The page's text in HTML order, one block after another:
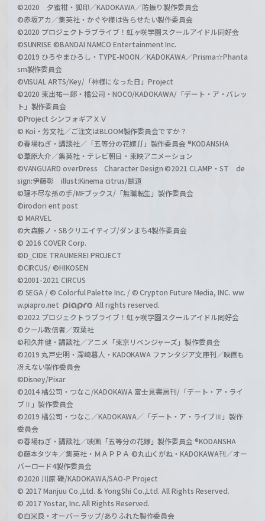
©2020 夕蜜柑・狐印／KADOKAWA／防振り製作委員会
©赤坂アカ／集英社・かぐや様は告らせたい製作委員会
©2020 プロジェクトラブライブ！虹ヶ咲学園スクールアイドル同好会
©SUNRISE ©BANDAI NAMCO Entertainment Inc.
©2019 ひろやまひろし・TYPE-MOON／KADOKAWA／Prisma☆Phanta
sm製作委員会
©VISUAL ARTS/Key/「神様になった日」Project
©2020 東出祐一郎・橘公司・NOCO/KADOKAWA/「デート・ア・バレッ
ト」製作委員会
©Project シンフォギアＸＶ
© Koi・芳文社／ご注文はBLOOM製作委員会ですか？
©春場ねぎ・講談社／「五等分の花嫁∬」製作委員会 ®KODANSHA
©葦原大介／集英社・テレビ朝日・東映アニメーション
©VANGUARD overDress Character Design ©2021 CLAMP・ST de
sign:伊藤彰 illust:Kinema citrus/獣道
©理不尽な孫の手/MFブックス/「無職転生」製作委員会
©irodori ent post
© MARVEL
©大森藤ノ・SBクリエイティブ/ダンまち4製作委員会
© 2016 COVER Corp.
©D_CIDE TRAUMEREI PROJECT
©CIRCUS/ ©HIKOSEN
©2001-2021 CIRCUS
© SEGA / © Colorful Palette Inc. / © Crypton Future Media, INC. ww
w.piapro.net
All rights reserved.
©2022 プロジェクトラブライブ！虹ヶ咲学園スクールアイドル同好会
©クール教信者／双葉社
©和久井健・講談社／アニメ「東京リベンジャーズ」製作委員会
©2019 丸戸史明・深崎暮人・KADOKAWA ファンタジア文庫刊／映画も
冴えない製作委員会
©Disney/Pixar
©2014 橘公司・つなこ/KADOKAWA 富士見書房刊/「デート・ア・ライ
ブⅡ」製作委員会
©2019 橘公司・つなこ／KADOKAWA／「デート・ア・ライブⅢ」製作
委員会
©春場ねぎ・講談社／映画「五等分の花嫁」製作委員会 ®KODANSHA
©藤本タツキ／集英社・ＭＡＰＰＡ ©丸山くがね・KADOKAWA刊／オー
バーロード4製作委員会
©2020 川原 礫/KADOKAWA/SAO-P Project
© 2017 Manjuu Co.,Ltd. & YongShi Co.,Ltd. All Rights Reserved.
© 2017 Yostar, Inc. All Rights Reserved.
©白米良・オーバーラップ/ありふれた製作委員会